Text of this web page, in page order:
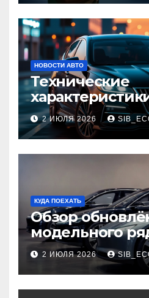
НОВОСТИ АВТО
Технические
доступные
GAC Empow
2 ИЮЛЯ 2026
КУДА ПОЕХАТЬ
Обзор
модельного
автомобилей
2 ИЮЛЯ 2026